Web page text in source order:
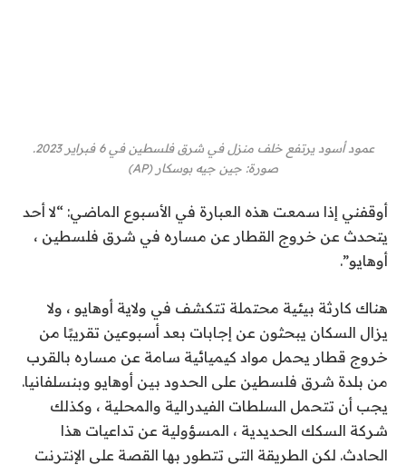
عمود أسود يرتفع خلف منزل في شرق فلسطين في 6 فبراير 2023.
صورة: جين جيه بوسكار (
AP
)
أوقفني إذا سمعت هذه العبارة في الأسبوع الماضي: “لا أحد
يتحدث عن خروج القطار عن مساره في شرق فلسطين ،
أوهايو”.
هناك كارثة بيئية محتملة تتكشف في ولاية أوهايو ، ولا
يزال السكان يبحثون عن إجابات بعد أسبوعين تقريبًا من
خروج قطار يحمل مواد كيميائية سامة عن مساره بالقرب
من بلدة شرق فلسطين على الحدود بين أوهايو وبنسلفانيا.
يجب أن تتحمل السلطات الفيدرالية والمحلية ، وكذلك
شركة السكك الحديدية ، المسؤولية عن تداعيات هذا
الحادث. لكن الطريقة التي تتطور بها القصة على الإنترنت